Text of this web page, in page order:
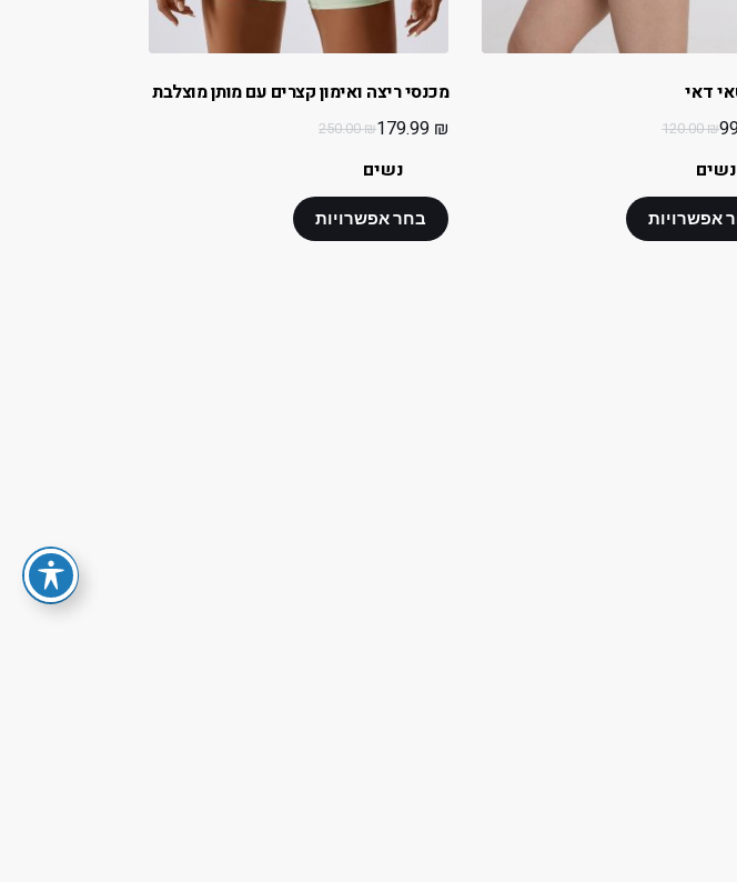
דאי
120.00₪
נשים
אפשרויות
מכנסי ריצה ואימון קצרים עם מותן מוצלבת
250.00₪179.99 ₪
נשים
בחר אפשרויות